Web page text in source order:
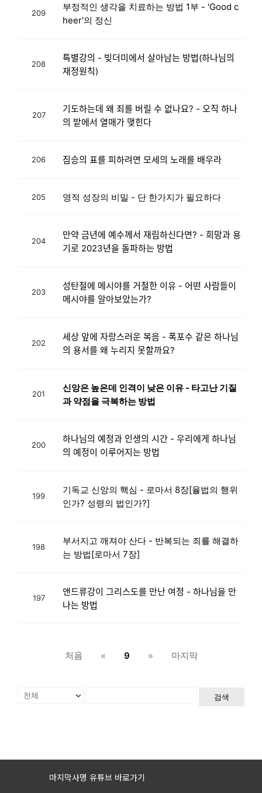
209
부정적인 생각을 치료하는 방법 1부 - 'Good c
heer'의 정신
208
특별강의 - 빚더미에서 살아남는 방법(하나님의
재정원칙)
207
기도하는데 왜 죄를 버릴 수 없나요? - 오직 하나
의 밭에서 열매가 맺힌다
206 짐승의 표를 피하려면 모세의 노래를 배우라
205 영적 성장의 비밀 - 단 한가지가 필요하다
204
만약 금년에 예수께서 재림하신다면? - 희망과 용
기로 2023년을 돌파하는 방법
203
성탄절에 메시야를 거절한 이유 - 어떤 사람들이
메시야를 알아보았는가?
202
세상 앞에 자랑스러운 복음 - 폭포수 같은 하나님
의 용서를 왜 누리지 못할까요?
201
신앙은 높은데 인격이 낮은 이유 - 타고난 기질
과 약점을 극복하는 방법
200
하나님의 예정과 인생의 시간 - 우리에게 하나님
의 예정이 이루어지는 방법
199
기독교 신앙의 핵심 - 로마서 8장[율법의 행위
인가? 성령의 법인가?]
198
부서지고 깨져야 산다 - 반복되는 죄를 해결하
는 방법[로마서 7장]
197
앤드류강이 그리스도를 만난 여정 - 하나님을 만
나는 방법
처음 « 9 » 마지막
검색
마지막사명 유튜브 바로가기